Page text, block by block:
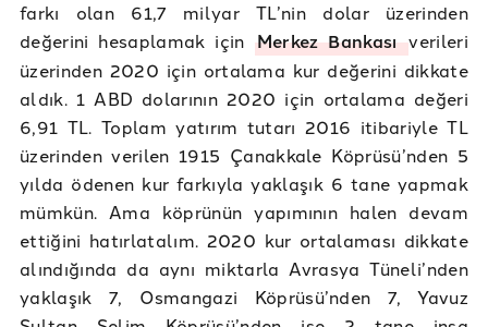
farkı olan 61,7 milyar TL’nin dolar üzerinden
değerini hesaplamak için Merkez Bankasıverileri
üzerinden 2020 için ortalama kur değerini dikkate
aldık. 1 ABD dolarının 2020 için ortalama değeri
6,91 TL. Toplam yatırım tutarı 2016 itibariyle TL
üzerinden verilen 1915 Çanakkale Köprüsü’nden 5
yılda ödenen kur farkıyla yaklaşık 6 tane yapmak
mümkün. Ama köprünün yapımının halen devam
ettiğini hatırlatalım. 2020 kur ortalaması dikkate
alındığında da aynı miktarla Avrasya Tüneli’nden
yaklaşık 7, Osmangazi Köprüsü’nden 7, Yavuz